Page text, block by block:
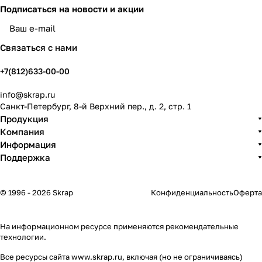
Подписаться на новости и акции
Связаться с нами
+7(812)633-00-00
info@skrap.ru
Санкт-Петербург, 8-й Верхний пер., д. 2, стр. 1
Продукция
Компания
Информация
Поддержка
© 1996 - 2026 Skrap КонфиденциальностьОферта
На информационном ресурсе применяются рекомендательные
технологии.
Все ресурсы сайта www.skrap.ru, включая (но не ограничиваясь)